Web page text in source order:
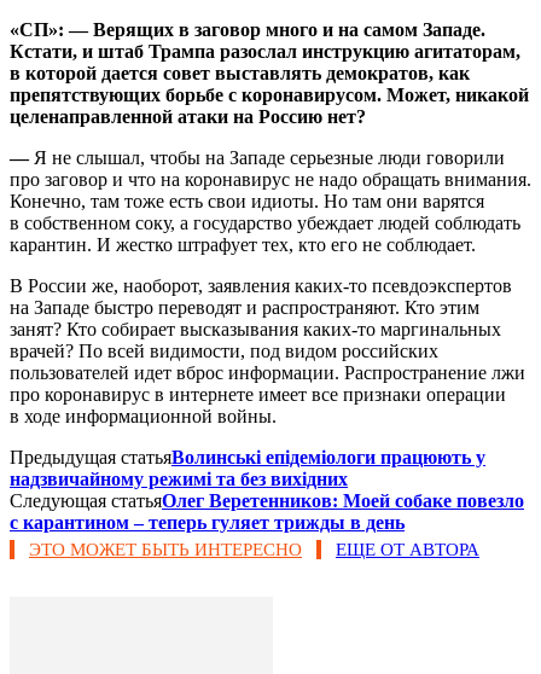
«СП»: — Верящих в заговор много и на самом Западе.
Кстати, и штаб Трампа разослал инструкцию агитаторам,
в которой дается совет выставлять демократов, как
препятствующих борьбе с коронавирусом. Может, никакой
целенаправленной атаки на Россию нет?
— Я не слышал, чтобы на Западе серьезные люди говорили
про заговор и что на коронавирус не надо обращать внимания.
Конечно, там тоже есть свои идиоты. Но там они варятся
в собственном соку, а государство убеждает людей соблюдать
карантин. И жестко штрафует тех, кто его не соблюдает.
В России же, наоборот, заявления каких-то псевдоэкспертов
на Западе быстро переводят и распространяют. Кто этим
занят? Кто собирает высказывания каких-то маргинальных
врачей? По всей видимости, под видом российских
пользователей идет вброс информации. Распространение лжи
про коронавирус в интернете имеет все признаки операции
в ходе информационной войны.
Предыдущая статьяВолинські епідеміологи працюють у
надзвичайному режимі та без вихідних
Следующая статьяОлег Веретенников: Моей собаке повезло
с карантином – теперь гуляет трижды в день
ЭТО МОЖЕТ БЫТЬ ИНТЕРЕСНО ЕЩЕ ОТ АВТОРА